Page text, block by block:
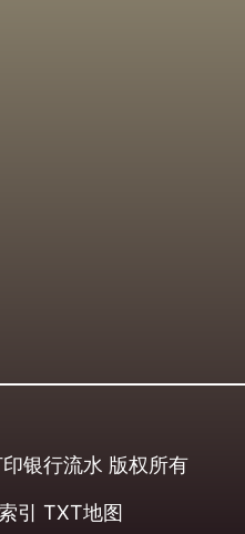
银行流水 版权所有
引 TXT地图